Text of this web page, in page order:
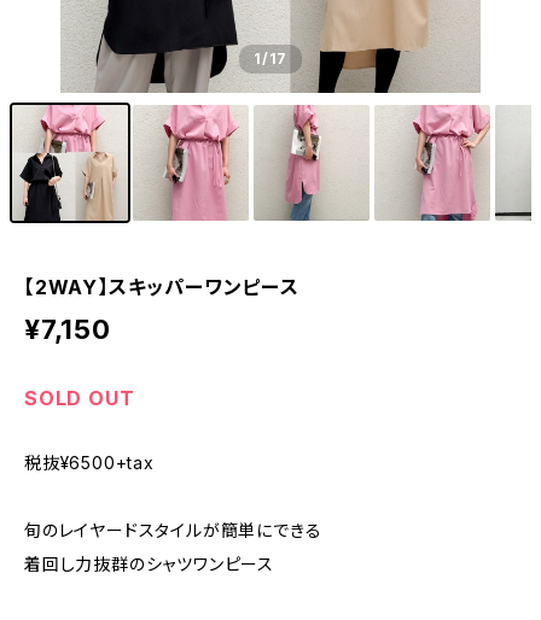
1/17
【2WAY】スキッパーワンピース
¥7,150
SOLD OUT
税抜¥6500+tax
旬のレイヤードスタイルが簡単にできる
着回し力抜群のシャツワンピース